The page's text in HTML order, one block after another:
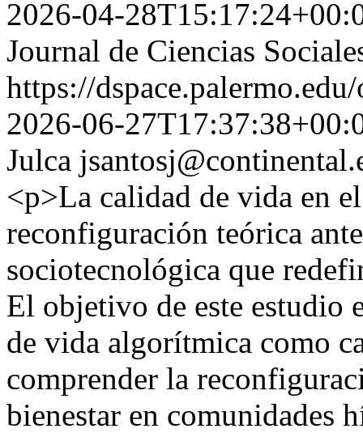
2026-04-
Journal de Ciencias
https://
2026-06-
Julca
<p>La calidad de vida en
reconfiguración teórica
sociotecnológica que
El objetivo de este estudio
de vida algorítmica como
comprender la
bienestar en comunidades